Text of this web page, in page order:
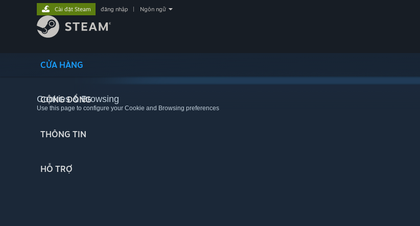
CỬA HÀNG
CỘNG ĐỒNG
THÔNG TIN
HỖ TRỢ
Cài đặt Steam đăng nhập Ngôn ngữ
Cookies & Browsing
Use this page to configure your Cookie and Browsing preferences